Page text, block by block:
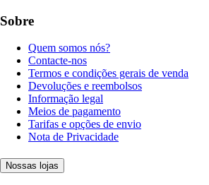
Sobre
Quem somos nós?
Contacte-nos
Termos e condições gerais de venda
Devoluções e reembolsos
Informação legal
Meios de pagamento
Tarifas e opções de envio
Nota de Privacidade
Nossas lojas